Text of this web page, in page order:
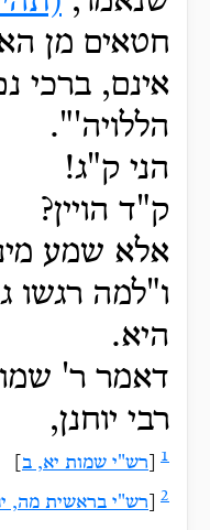
חטאים מן
אינם, ברכי
הללויה'".
הני ק"ג!
ק"ד הויין?
אלא שמע
ו"למה רגשו
היא.
דאמר ר'
רבי יוחנן,
1 רש"י שמות יא, ב
2 רש"י בראשית מה,